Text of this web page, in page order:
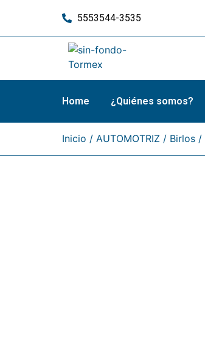
5553544-3535
Home ¿Quiénes somos?
Inicio / AUTOMOTRIZ / Birlos /